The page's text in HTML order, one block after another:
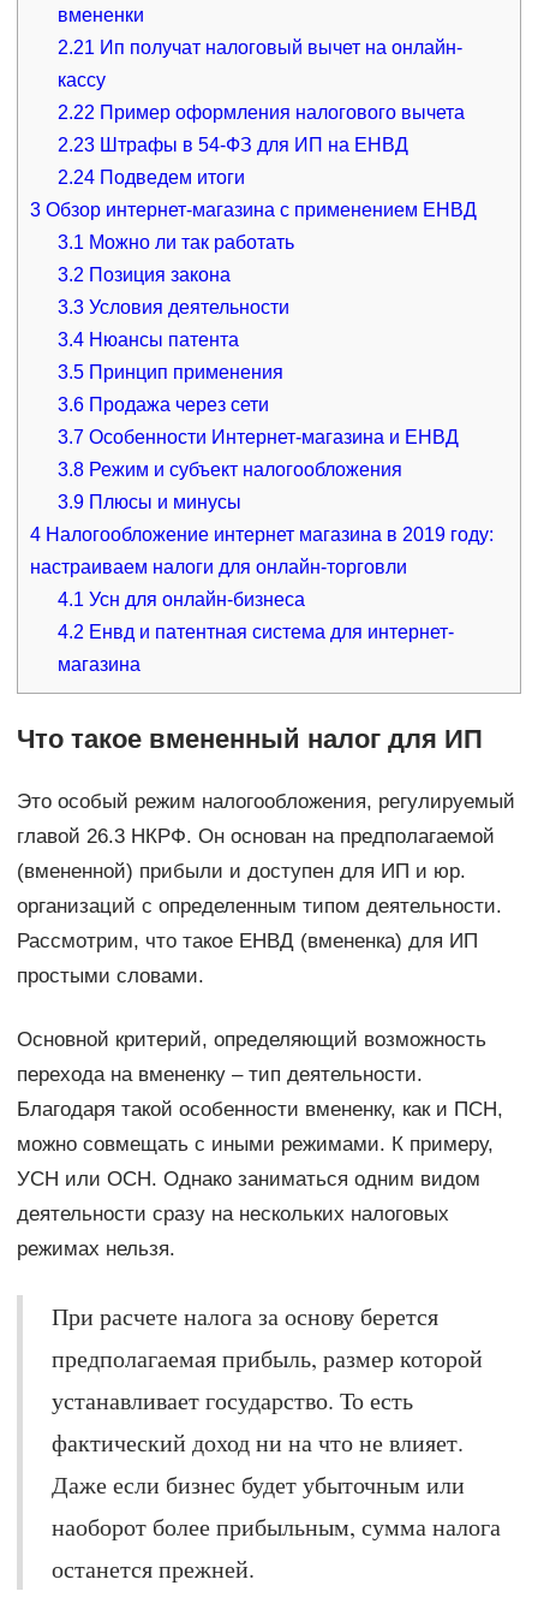
вмененки
2.21 Ип получат налоговый вычет на онлайн-
кассу
2.22 Пример оформления налогового вычета
2.23 Штрафы в 54-ФЗ для ИП на ЕНВД
2.24 Подведем итоги
3Обзор интернет-магазина с применением ЕНВД
3.1 Можно ли так работать
3.2 Позиция закона
3.3 Условия деятельности
3.4 Нюансы патента
3.5 Принцип применения
3.6 Продажа через сети
3.7 Особенности Интернет-магазина и ЕНВД
3.8 Режим и субъект налогообложения
3.9 Плюсы и минусы
4Налогообложение интернет магазина в 2019 году:
настраиваем налоги для онлайн-торговли
4.1 Усн для онлайн-бизнеса
4.2 Енвд и патентная система для интернет-
магазина
Что такое вмененный налог для ИП
Это особый режим налогообложения, регулируемый
главой 26.3 НКРФ. Он основан на предполагаемой
(вмененной) прибыли и доступен для ИП и юр.
организаций с определенным типом деятельности.
Рассмотрим, что такое ЕНВД (вмененка) для ИП
простыми словами.
Основной критерий, определяющий возможность
перехода на вмененку – тип деятельности.
Благодаря такой особенности вмененку, как и ПСН,
можно совмещать с иными режимами. К примеру,
УСН или ОСН. Однако заниматься одним видом
деятельности сразу на нескольких налоговых
режимах нельзя.
При расчете налога за основу берется
предполагаемая прибыль, размер которой
устанавливает государство. То есть
фактический доход ни на что не влияет.
Даже если бизнес будет убыточным или
наоборот более прибыльным, сумма налога
останется прежней.